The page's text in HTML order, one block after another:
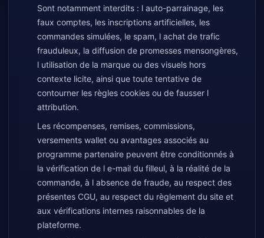
Sont notamment interdits : l auto-parrainage, les
faux comptes, les inscriptions artificielles, les
commandes simulées, le spam, l achat de trafic
frauduleux, la diffusion de promesses mensongères,
l utilisation de la marque ou des visuels hors
contexte licite, ainsi que toute tentative de
contourner les règles cookies ou de fausser l
attribution.
Les récompenses, remises, commissions,
versements wallet ou avantages associés au
programme partenaire peuvent être conditionnés à
la vérification de l e-mail du filleul, à la réalité de la
commande, à l absence de fraude, au respect des
présentes CGU, au respect du règlement du site et
aux vérifications internes raisonnables de la
plateforme.